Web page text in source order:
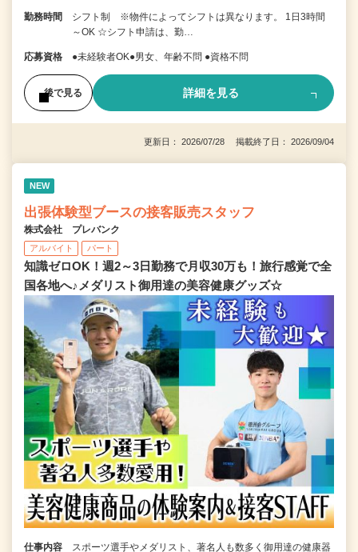
勤務時間
シフト制 ※物件によってシフトは異なります。 1日3時間
～OK ☆シフト申請は、勤…
応募資格 ●未経験者OK●男女、年齢不問 ●資格不問
後で見る 詳細を見る
更新日： 2026/07/28 掲載終了日： 2026/09/04
NEW
出張体験型ブースの接客販売スタッフ
株式会社 プレバンク
アルバイト パート
知識ゼロOK！週2～3日勤務で月収30万も！旅行感覚で全
国各地へ♪メダリスト御用達の美容健康グッズ☆
仕事内容 スポーツ選手やメダリスト、著名人も数多く御用達の健康器